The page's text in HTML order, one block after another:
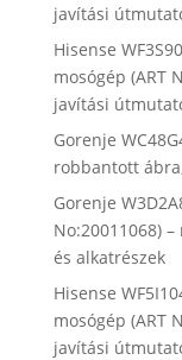
javítási
Hisense
mosógép (ART
javítási
Gorenje
robbantott
Gorenje
No:20011068)
és alkatrészek
Hisense
mosógép (ART
javítási